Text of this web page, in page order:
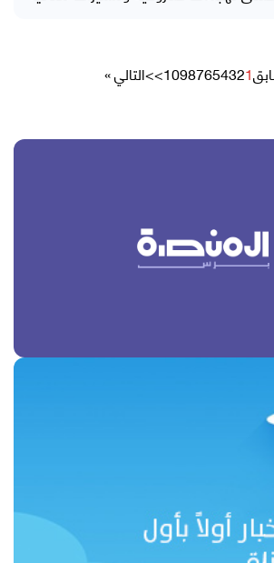
1
2
3
4
5
6
7
8
9
10
>>التالي »